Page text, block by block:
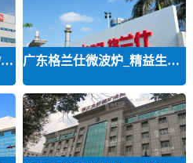
广东TCL多媒体_精益生产/精益品质/ 广东格兰仕微波炉_精益生产等咨询